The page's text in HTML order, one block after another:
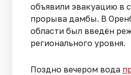
объявили эвакуацию в
прорыва дамбы. В
области был введён
регионального уровня.
Поздно вечером вода